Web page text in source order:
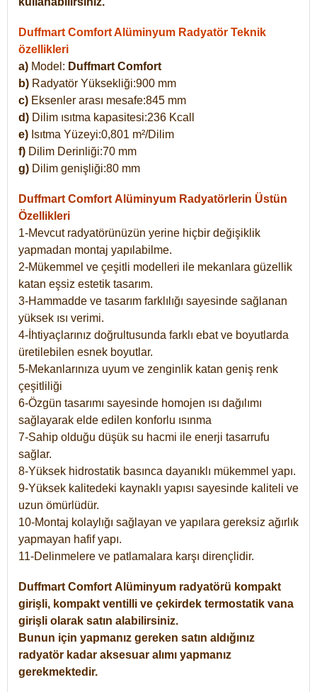
Duffmart Comfort Alüminyum Radyatör Teknik
özellikleri
a) Model: Duffmart Comfort
b) Radyatör Yüksekliği:900 mm
c) Eksenler arası mesafe:845 mm
d) Dilim ısıtma kapasitesi:236 Kcall
e) Isıtma Yüzeyi:0,801 m²/Dilim
f) Dilim Derinliği:70 mm
g) Dilim genişliği:80 mm
Duffmart Comfort Alüminyum Radyatörlerin Üstün
Özellikleri
1-Mevcut radyatörünüzün yerine hiçbir değişiklik
yapmadan montaj yapılabilme.
2-Mükemmel ve çeşitli modelleri ile mekanlara güzellik
katan eşsiz estetik tasarım.
3-Hammadde ve tasarım farklılığı sayesinde sağlanan
yüksek ısı verimi.
4-İhtiyaçlarınız doğrultusunda farklı ebat ve boyutlarda
üretilebilen esnek boyutlar.
5-Mekanlarınıza uyum ve zenginlik katan geniş renk
çeşitliliği
6-Özgün tasarımı sayesinde homojen ısı dağılımı
sağlayarak elde edilen konforlu ısınma
7-Sahip olduğu düşük su hacmi ile enerji tasarrufu
sağlar.
8-Yüksek hidrostatik basınca dayanıklı mükemmel yapı.
9-Yüksek kalitedeki kaynaklı yapısı sayesinde kaliteli ve
uzun ömürlüdür.
10-Montaj kolaylığı sağlayan ve yapılara gereksiz ağırlık
yapmayan hafif yapı.
11-Delinmelere ve patlamalara karşı dirençlidir.
Duffmart Comfort Alüminyum radyatörü kompakt
girişli, kompakt ventilli ve çekirdek termostatik vana
girişli olarak satın alabilirsiniz.
Bunun için yapmanız gereken satın aldığınız
radyatör kadar aksesuar alımı yapmanız
gerekmektedir.